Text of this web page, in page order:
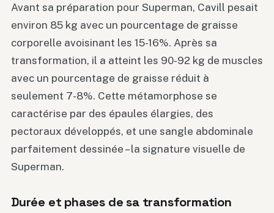
Avant sa préparation pour Superman, Cavill pesait
environ 85 kg avec un pourcentage de graisse
corporelle avoisinant les 15-16%. Après sa
transformation, il a atteint les 90-92 kg de muscles
avec un pourcentage de graisse réduit à
seulement 7-8%. Cette métamorphose se
caractérise par des épaules élargies, des
pectoraux développés, et une sangle abdominale
parfaitement dessinée – la signature visuelle de
Superman.
Durée et phases de sa transformation